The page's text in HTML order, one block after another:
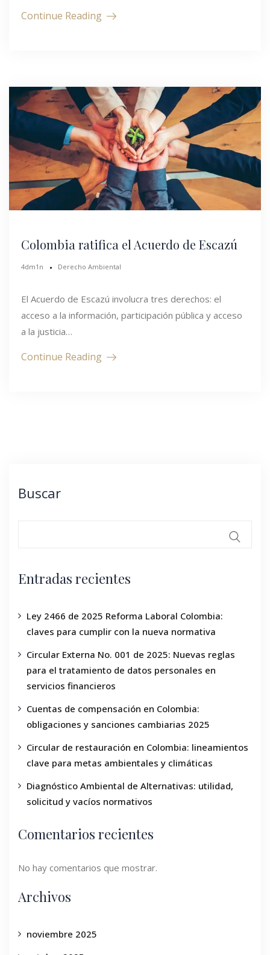
Continue Reading
Colombia ratifica el Acuerdo de Escazú
4dm1n Derecho Ambiental
El Acuerdo de Escazú involucra tres derechos: el
acceso a la información, participación pública y acceso
a la justicia…
Continue Reading
Buscar
Entradas recientes
Ley 2466 de 2025 Reforma Laboral Colombia:
claves para cumplir con la nueva normativa
Circular Externa No. 001 de 2025: Nuevas reglas
para el tratamiento de datos personales en
servicios financieros
Cuentas de compensación en Colombia:
obligaciones y sanciones cambiarias 2025
Circular de restauración en Colombia: lineamientos
clave para metas ambientales y climáticas
Diagnóstico Ambiental de Alternativas: utilidad,
solicitud y vacíos normativos
Comentarios recientes
No hay comentarios que mostrar.
Archivos
noviembre 2025